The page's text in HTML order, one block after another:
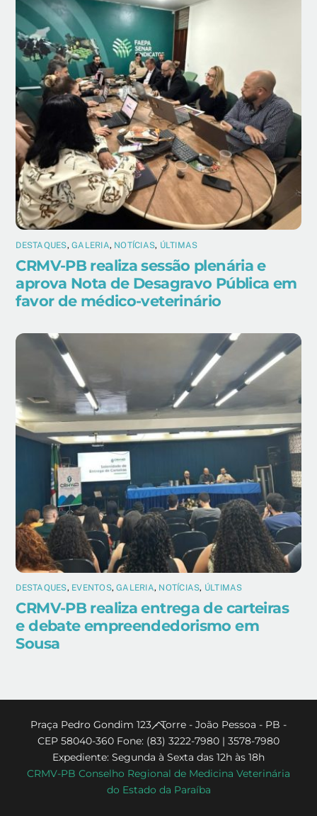
DESTAQUES,GALERIA, NOTÍCIAS, ÚLTIMAS
CRMV-PB realiza sessão plenária e
aprova Nota de Desagravo Pública em
favor de médico-veterinário
DESTAQUES, EVENTOS,GALERIA, NOTÍCIAS, ÚLTIMAS
CRMV-PB realiza entrega de carteiras
e debate empreendedorismo em
Sousa
Back
To
Top
Praça Pedro Gondim 123 - Torre - João Pessoa - PB -
CEP 58040-360 Fone: (83) 3222-7980 | 3578-7980
Expediente: Segunda à Sexta das 12h às 18h
CRMV-PB Conselho Regional de Medicina Veterinária
do Estado da Paraíba